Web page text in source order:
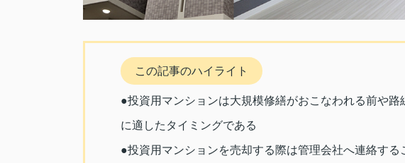
この記事のハイライト
●投資用マンションは大規模修繕がおこなわれる前や
に適したタイミングである
●投資用マンションを売却する際は管理会社へ連絡す